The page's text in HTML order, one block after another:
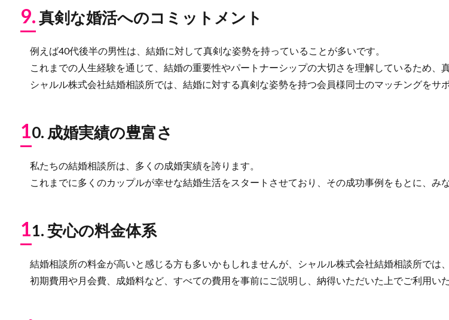
9.真剣な婚活へのコミットメント
例えば40代後半の男性は、結婚に対して真剣な姿勢を持っていることが多いです。
これまでの人生経験を通じて、結婚の重要性やパートナーシップの大切さを理解しているため、
シャルル株式会社結婚相談所では、結婚に対する真剣な姿勢を持つ会員様同士のマッチングをサ
10. 成婚実績の豊富さ
私たちの結婚相談所は、多くの成婚実績を誇ります。
これまでに多くのカップルが幸せな結婚生活をスタートさせており、その成功事例をもとに、み
11. 安心の料金体系
結婚相談所の料金が高いと感じる方も多いかもしれませんが、シャルル株式会社結婚相談所では
初期費用や月会費、成婚料など、すべての費用を事前にご説明し、納得いただいた上でご利用いた